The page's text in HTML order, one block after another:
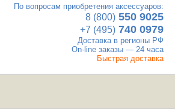
По вопросам приобретения аксессуаров:
8 (800) 550 9025
+7 (495) 740 0979
Доставка в регионы РФ
On-line заказы — 24 часа
Быстрая доставка
×